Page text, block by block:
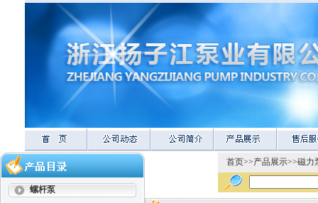
螺杆泵
首页>>产品展示>>磁力